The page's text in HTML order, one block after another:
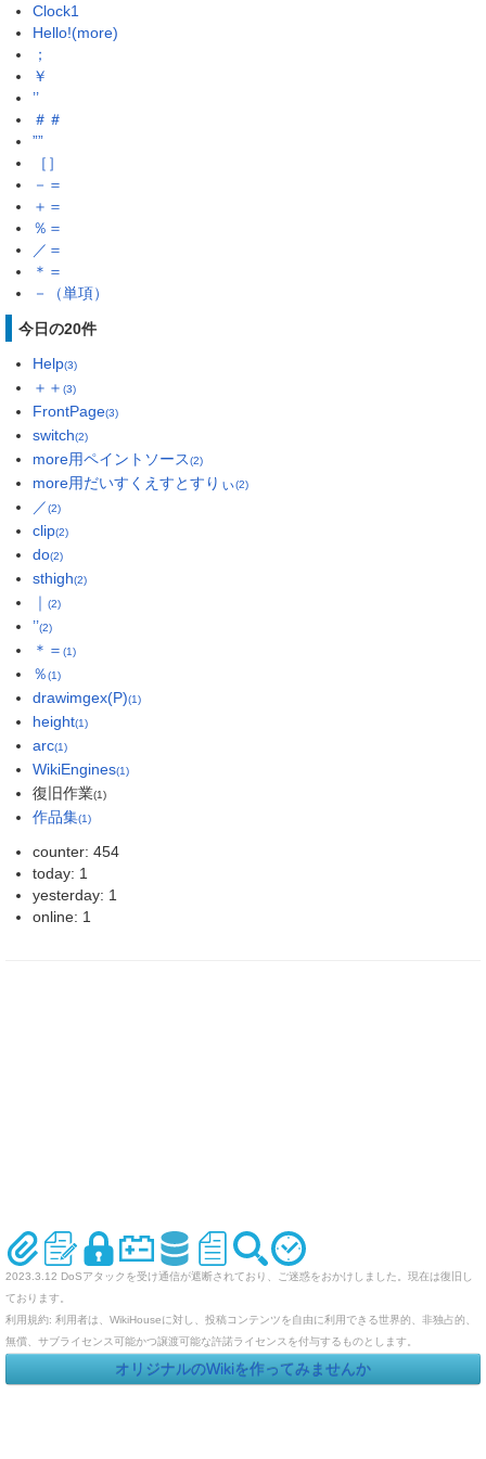
Clock1
Hello!(more)
；
￥
’’
＃＃
””
［］
－＝
＋＝
％＝
／＝
＊＝
－（単項）
今日の20件
Help(3)
＋＋ (3)
FrontPage(3)
switch(2)
more用ペイントソース(2)
more用だいすくえすとすりぃ(2)
／(2)
clip(2)
do(2)
sthigh(2)
｜ (2)
’’(2)
＊＝ (1)
％(1)
drawimgex(P)(1)
height(1)
arc(1)
WikiEngines(1)
復旧作業(1)
作品集(1)
counter: 454
today: 1
yesterday: 1
online: 1
2023.3.12 DoSアタックを受け通信が遮断されており、ご迷惑をおかけしました。現在は復旧し
ております。
利用規約: 利用者は、WikiHouseに対し、投稿コンテンツを自由に利用できる世界的、非独占的、
無償、サブライセンス可能かつ譲渡可能な許諾ライセンスを付与するものとします。
オリジナルのWikiを作ってみませんか